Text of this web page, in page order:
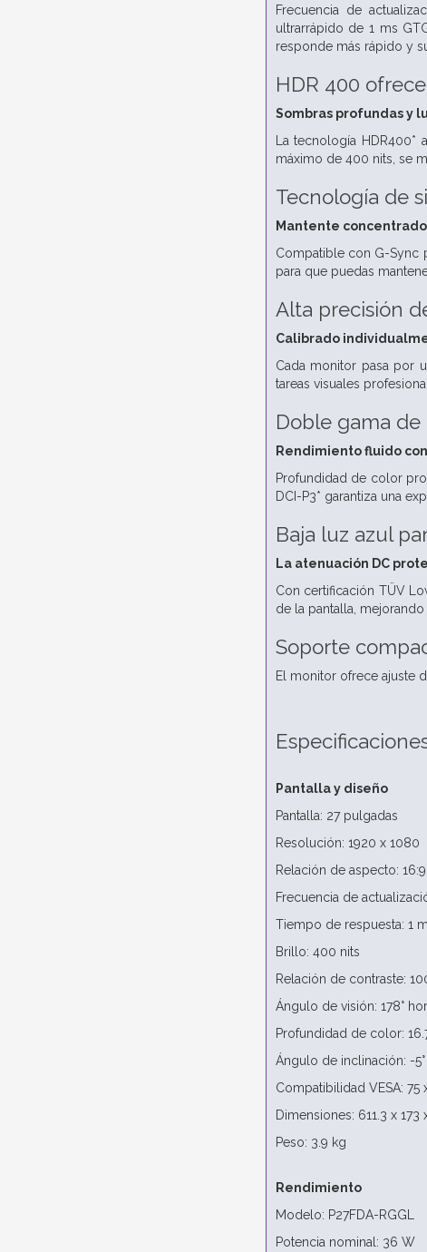
Frecuencia de
ultrarrápido de 1 ms
responde más rápido y
HDR 400
Sombras profundas y
La tecnología HDR400*
máximo de 400 nits, se
Tecnología de
Mantente
Compatible con G-Sync
para que puedas
Alta precisión
Calibrado
Cada monitor pasa por
tareas visuales
Doble gama
Rendimiento fluido
Profundidad de color
DCI-P3* garantiza una
Baja luz azul
La atenuación DC
Con certificación TÜV
de la pantalla,
Soporte
El monitor ofrece ajuste
Pantalla y diseño
Pantalla: 27 pulgadas
Resolución: 1920 x 1080
Relación de aspecto: 16:9
Frecuencia de
Tiempo de respuesta: 1
Brillo: 400 nits
Relación de contraste:
Ángulo de visión: 178°
Profundidad de color:
Ángulo de inclinación: -5°
Compatibilidad VESA: 75
Dimensiones: 611.3 x 173
Peso: 3.9 kg
Rendimiento
Modelo: P27FDA-RGGL
Potencia nominal: 36 W